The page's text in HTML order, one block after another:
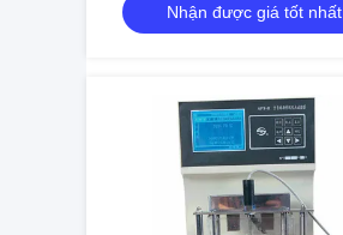
Nhận được giá tốt nhất